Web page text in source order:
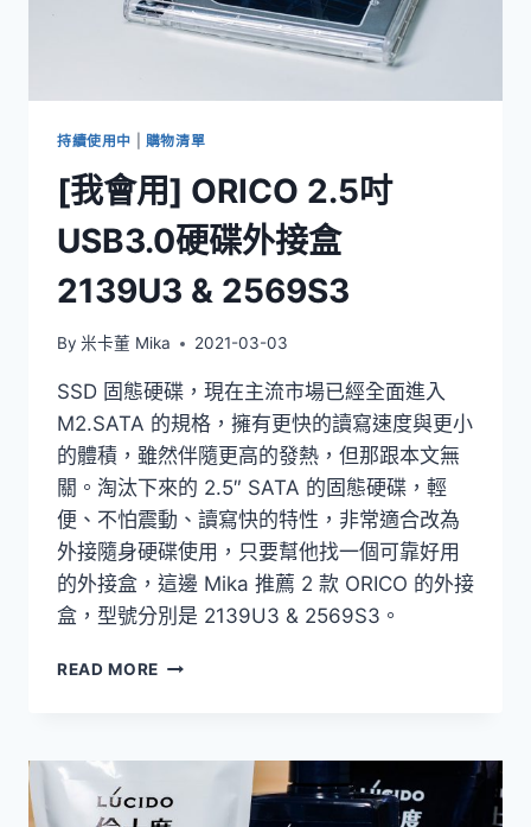
箱
更
持續使用中 購物清單
[我會用] ORICO 2.5吋
USB3.0硬碟外接盒
2139U3 & 2569S3
By 米卡董 Mika 2021-03-03
SSD 固態硬碟，現在主流市場已經全面進入
M2.SATA 的規格，擁有更快的讀寫速度與更小
的體積，雖然伴隨更高的發熱，但那跟本文無
關。淘汰下來的 2.5″ SATA 的固態硬碟，輕
便、不怕震動、讀寫快的特性，非常適合改為
外接隨身硬碟使用，只要幫他找一個可靠好用
的外接盒，這邊 Mika 推薦 2 款 ORICO 的外接
盒，型號分別是 2139U3 & 2569S3。
READ MORE [我
2.5
USB3.0